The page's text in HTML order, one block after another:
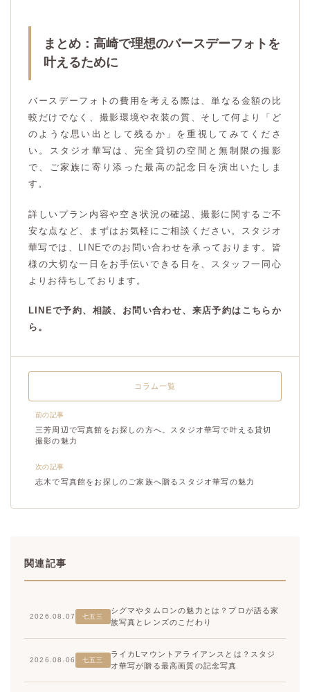
まとめ：高崎で理想のバースデーフォトを
叶えるために
バースデーフォトの費用を考える際は、単なる金額の比
較だけでなく、撮影環境や衣装の質、そして何より「ど
のような思い出として残るか」を重視してみてくださ
い。スタジオ華写は、完全貸切の空間と無制限の撮影
で、ご家族に寄り添った最高の記念日を演出いたしま
す。
詳しいプラン内容や空き状況の確認、撮影に関するご不
安な点など、まずはお気軽にご相談ください。スタジオ
華写では、LINEでのお問い合わせを承っております。皆
様の大切な一日をお手伝いできる日を、スタッフ一同心
よりお待ちしております。
LINEで予約、相談、お問い合わせ、来店予約はこちらか
ら。
前の記事
三芳周辺で写真館をお探しの方へ。スタジオ華写で叶える貸切
撮影の魅力
コラム一覧
次の記事
志木で写真館をお探しのご家族へ贈るスタジオ華写の魅力
関連記事
2026.08.07 七五三
シグマやタムロンの魅力とは？プロが語る家
族写真とレンズのこだわり
2026.08.06 七五三
ライカLマウントアライアンスとは？スタジ
オ華写が贈る最高画質の記念写真